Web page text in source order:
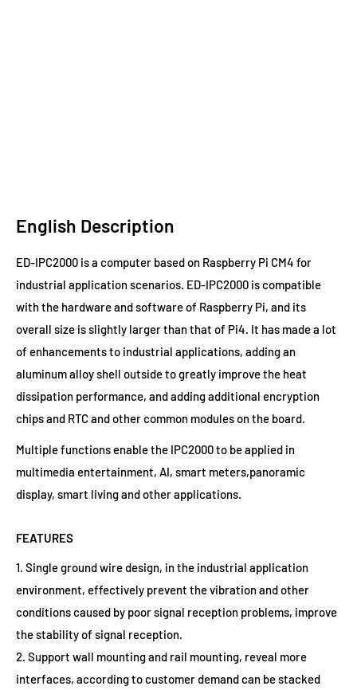
English Description
ED-IPC2000 is a computer based on Raspberry Pi CM4 for
industrial application scenarios. ED-IPC2000 is compatible
with the hardware and software of Raspberry Pi, and its
overall size is slightly larger than that of Pi4. It has made a lot
of enhancements to industrial applications, adding an
aluminum alloy shell outside to greatly improve the heat
dissipation performance, and adding additional encryption
chips and RTC and other common modules on the board.
Multiple functions enable the IPC2000 to be applied in
multimedia entertainment, AI, smart meters,panoramic
display, smart living and other applications.
FEATURES
1. Single ground wire design, in the industrial application
environment, effectively prevent the vibration and other
conditions caused by poor signal reception problems, improve
the stability of signal reception.
2. Support wall mounting and rail mounting, reveal more
interfaces, according to customer demand can be stacked